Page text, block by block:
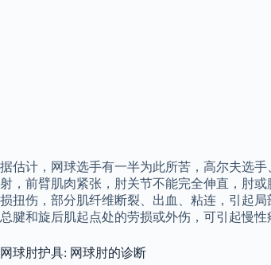
据估计，网球选手有一半为此所苦，高尔夫选
射，前臂肌肉紧张，肘关节不能完全伸直，肘
损扭伤，部分肌纤维断裂、出血、粘连，引起
总腱和旋后肌起点处的劳损或外伤，可引起慢性
网球肘护具: 网球肘的诊断